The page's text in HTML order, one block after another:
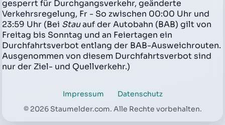
gesperrt für Durchgangsverkehr, geänderte
Verkehrsregelung, Fr - So zwischen 00:00 Uhr und
23:59 Uhr (Bei Stauauf der Autobahn (BAB) gilt von
Freitag bis Sonntag und an Feiertagen ein
Durchfahrtsverbot entlang der BAB-Ausweichrouten.
Ausgenommen von diesem Durchfahrtsverbot sind
nur der Ziel- und Quellverkehr.)
Impressum
Datenschutz
© 2026 Staumelder.com. Alle Rechte vorbehalten.